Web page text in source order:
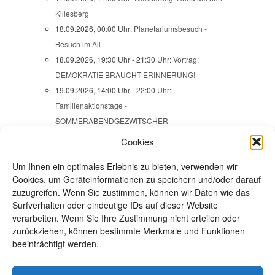
Cookies
Um Ihnen ein optimales Erlebnis zu bieten, verwenden wir
Cookies, um Geräteinformationen zu speichern und/oder darauf
zuzugreifen. Wenn Sie zustimmen, können wir Daten wie das
Surfverhalten oder eindeutige IDs auf dieser Website
verarbeiten. Wenn Sie Ihre Zustimmung nicht erteilen oder
zurückziehen, können bestimmte Merkmale und Funktionen
beeinträchtigt werden.
Killesberg
18.09.2026, 00:00 Uhr: Planetariumsbesuch -
Besuch im All
18.09.2026, 19:30 Uhr - 21:30 Uhr:Vortrag:
DEMOKRATIE BRAUCHT ERINNERUNG!
19.09.2026, 14:00 Uhr - 22:00 Uhr:
Familienaktionstage -
SOMMERABENDGEZWITSCHER
MAUREN NACH EHNINGEN
22.09.2026, 13:45 Uhr:Ausstellungsbesuch -
VERBRECHEN AUS ZWEI JAHRHUNDERTEN
24.09.2026, 18:00 Uhr:
Frauenabend - Open space
24.09.2026, 19:30 Uhr - 22:00 Uhr:JAZZ im
Naturfreundehaus Steinbergle mit SWINGSIZE XL